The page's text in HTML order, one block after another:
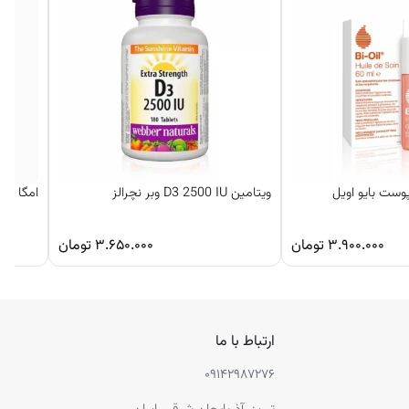
بایو اویل
۳.۹۰۰.۰۰۰ تومان
ویتامین D3 2500 IU وبر نچرالز
۳.۶۵۰.۰۰۰ تومان
امگا 3 مای ویتامینز ۲۵۰ عددی
ارتباط با ما
۰۹۱۴۲۹۸۷۲۷۶